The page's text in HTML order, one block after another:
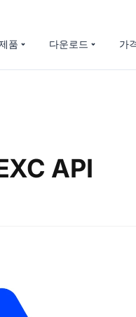
품 다운로드 가
API